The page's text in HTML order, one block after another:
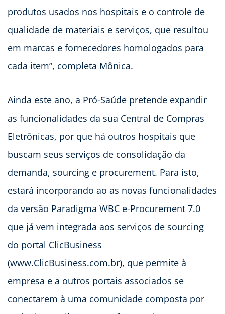
produtos usados nos hospitais e o controle de
qualidade de materiais e serviços, que resultou
em marcas e fornecedores homologados para
cada item”, completa Mônica.
Ainda este ano, a Pró-Saúde pretende expandir
as funcionalidades da sua Central de Compras
Eletrônicas, por que há outros hospitais que
buscam seus serviços de consolidação da
demanda, sourcing e procurement. Para isto,
estará incorporando ao as novas funcionalidades
da versão Paradigma WBC e-Procurement 7.0
que já vem integrada aos serviços de sourcing
do portal ClicBusiness
(www.ClicBusiness.com.br), que permite à
empresa e a outros portais associados se
conectarem à uma comunidade composta por